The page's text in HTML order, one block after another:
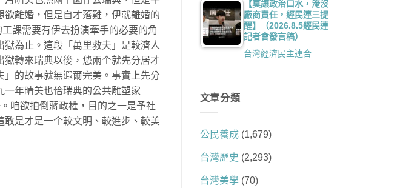
離婚，但是自才落難，伊就離婚的
課需要有伊去扮演牽手的必要的角
為止。這段「萬里救夫」是較濟人
轉來瑞典以後，怹兩个就先分居才
的故事就無遐爾完美。事實上先分
年晴美也佮瑞典的公共雕塑家
咱欲拍倒蔣政權，目的之一是予社
是才是一个較文明、較進步、較美
【莫讓政治口水，淹沒
廠商責任，經民連三提
醒】（2026.8.5經民連
記者會發言稿）
台灣經濟民主連合
文章分類
公民養成(1,679)
台灣歷史 (2,293)
台灣美學(70)